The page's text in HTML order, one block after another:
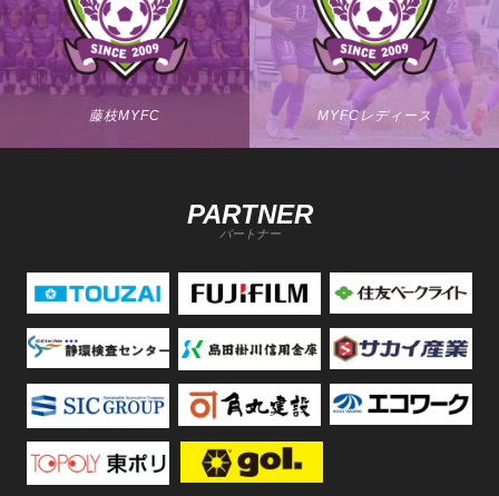
藤枝MYFC MYFCレディース
PARTNER
パートナー